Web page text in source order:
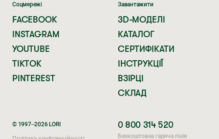
© 1997–2026 LORI
Соцмережі
FACEBOOK
INSTAGRAM
YOUTUBE
TIKTOK
PINTEREST
Завантажити
3D-МОДЕЛІ
КАТАЛОГ
СЕРТИФІКАТИ
ІНСТРУКЦІЇ
ВЗІРЦІ
СКЛАД
0 800 314 520
Безкоштовна гаряча лінія